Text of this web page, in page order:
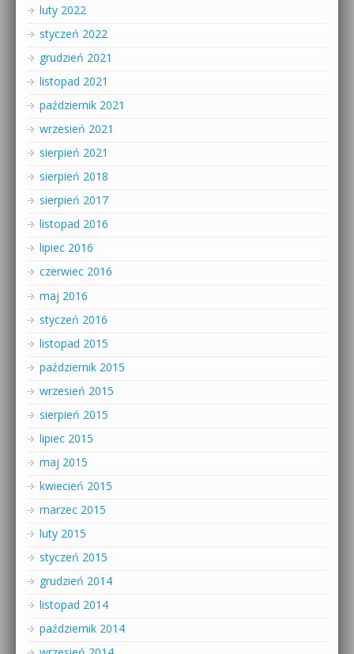
luty 2022
styczeń 2022
grudzień 2021
listopad 2021
październik 2021
wrzesień 2021
sierpień 2021
sierpień 2018
sierpień 2017
listopad 2016
lipiec 2016
czerwiec 2016
maj 2016
styczeń 2016
listopad 2015
październik 2015
wrzesień 2015
sierpień 2015
lipiec 2015
maj 2015
kwiecień 2015
marzec 2015
luty 2015
styczeń 2015
grudzień 2014
listopad 2014
październik 2014